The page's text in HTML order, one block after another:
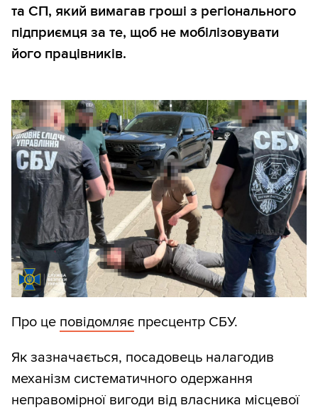
та СП, який вимагав гроші з регіонального
підприємця за те, щоб не мобілізовувати
його працівників.
Про це повідомляє пресцентр СБУ.
Як зазначається, посадовець налагодив
механізм систематичного одержання
неправомірної вигоди від власника місцевої